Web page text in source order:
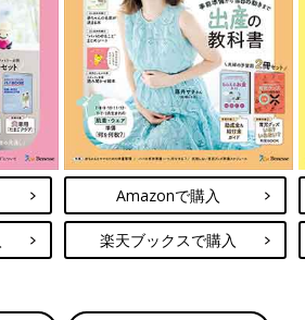
Amazonで購入
楽天ブックスで購入